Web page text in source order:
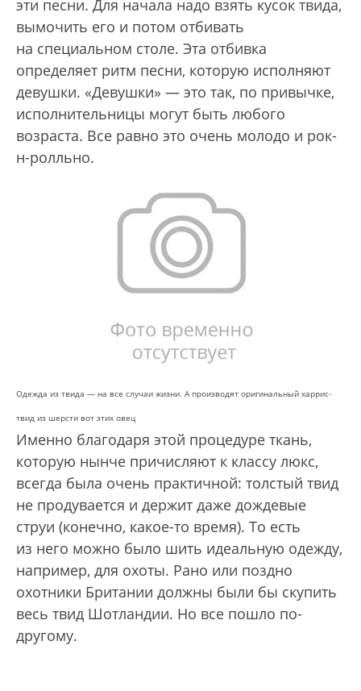
эти песни. Для начала надо взять кусок твида,
вымочить его и потом отбивать
на специальном столе. Эта отбивка
определяет ритм песни, которую исполняют
девушки. «Девушки» — это так, по привычке,
исполнительницы могут быть любого
возраста. Все равно это очень молодо и рок-
н-ролльно.
Одежда из твида — на все случаи жизни. А производят оригинальный харрис-
твид из шерсти вот этих овец
Именно благодаря этой процедуре ткань,
которую нынче причисляют к классу люкс,
всегда была очень практичной: толстый твид
не продувается и держит даже дождевые
струи (конечно, какое-то время). То есть
из него можно было шить идеальную одежду,
например, для охоты. Рано или поздно
охотники Британии должны были бы скупить
весь твид Шотландии. Но все пошло по-
другому.